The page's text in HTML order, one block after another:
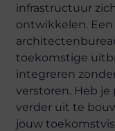
infrastructuur
ontwikkelen.
toekomstige
integreren
verstoren. Heb
verder uit te
jouw